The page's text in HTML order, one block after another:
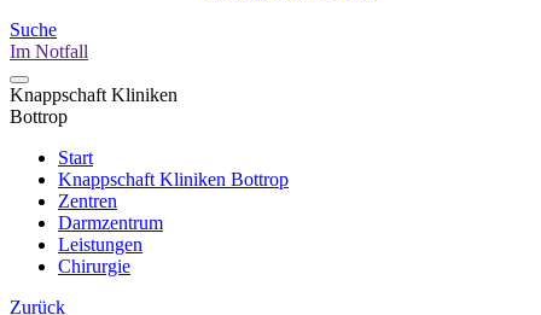
Suche
Im Notfall
Knappschaft Kliniken
Bottrop
Start
Knappschaft Kliniken Bottrop
Zentren
Darmzentrum
Leistungen
Chirurgie
Zurück